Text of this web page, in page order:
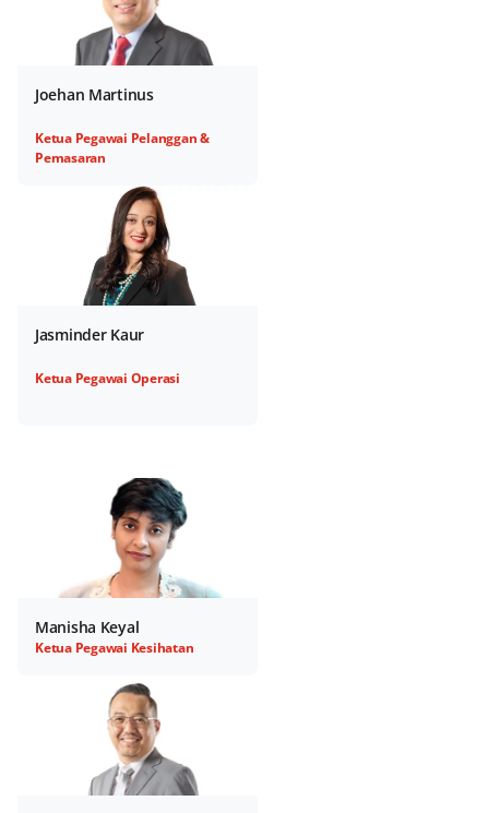
Joehan Martinus
Ketua Pegawai Pelanggan &
Pemasaran
Jasminder Kaur
Ketua Pegawai Operasi
Manisha Keyal
Ketua Pegawai Kesihatan